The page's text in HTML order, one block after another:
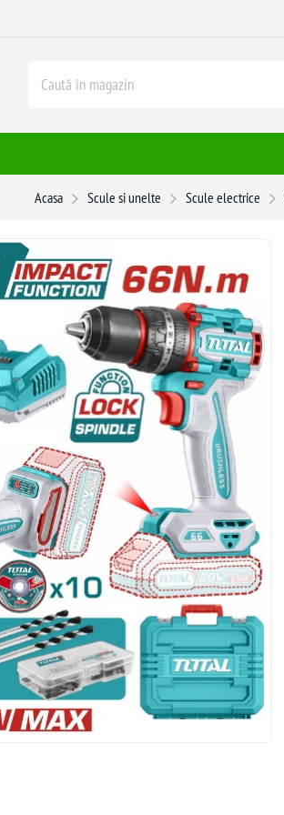
Acasa Scule si unelte Scule electrice